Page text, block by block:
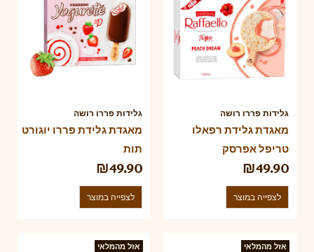
גלידות פררו רושה
מאגדת גלידת פררו יוגורט
תות
₪49.90
לצפייה במוצר
גלידות פררו רושה
מאגדת גלידת רפאלו
טריפל אפרסק
₪49.90
לצפייה במוצר
אזל מהמלאי אזל מהמלאי